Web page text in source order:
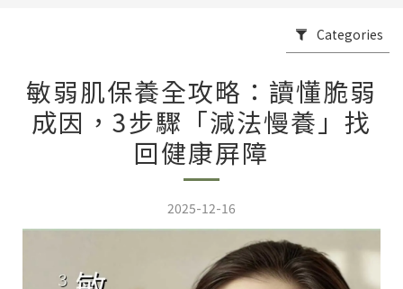
Categories
敏弱肌保養全攻略：讀懂脆弱
成因，3步驟「減法慢養」找
回健康屏障
2025-12-16